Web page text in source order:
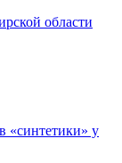
области
«синтетики» у